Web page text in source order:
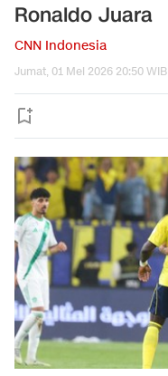
Ronaldo Juara
CNN Indonesia
Jumat, 01 Mei 2026 20:50 WIB